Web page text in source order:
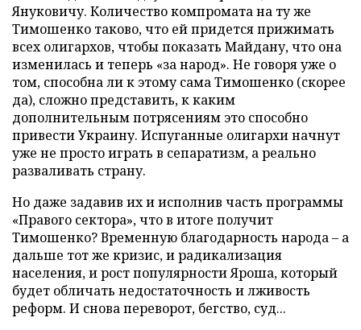
Януковичу. Количество компромата на ту же
Тимошенко таково, что ей придется прижимать
всех олигархов, чтобы показать Майдану, что она
изменилась и теперь «за народ». Не говоря уже о
том, способна ли к этому сама Тимошенко (скорее
да), сложно представить, к каким
дополнительным потрясениям это способно
привести Украину. Испуганные олигархи начнут
уже не просто играть в сепаратизм, а реально
разваливать страну.
Но даже задавив их и исполнив часть программы
«Правого сектора», что в итоге получит
Тимошенко? Временную благодарность народа – а
дальше тот же кризис, и радикализация
населения, и рост популярности Яроша, который
будет обличать недостаточность и лживость
реформ. И снова переворот, бегство, суд...